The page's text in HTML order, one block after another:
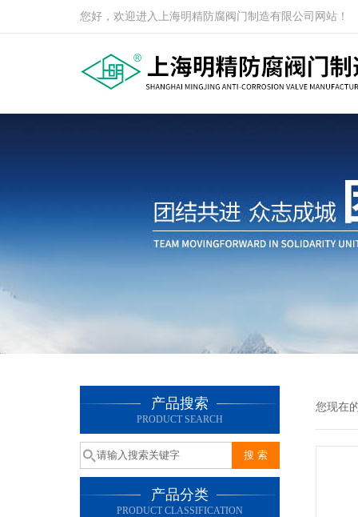
您好，欢迎进入上海明精防腐阀门制造有限公司网站！
产品搜索
PRODUCT SEARCH
产品分类
PRODUCT CLASSIFICATION
您现在